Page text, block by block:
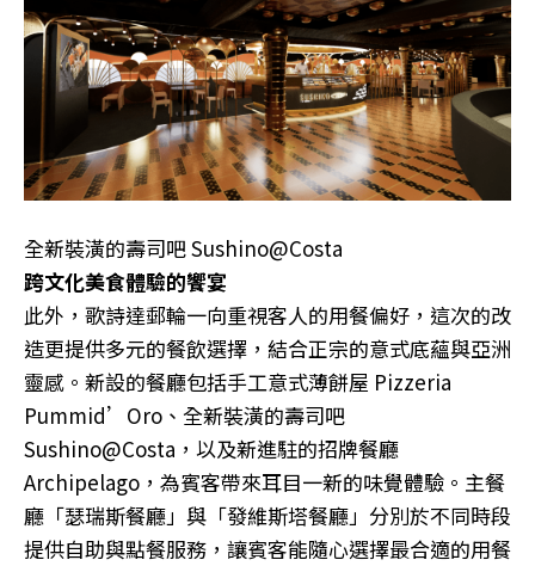
全新裝潢的壽司吧 Sushino@Costa
跨文化美食體驗的饗宴
此外，歌詩達郵輪一向重視客人的用餐偏好，這次的改
造更提供多元的餐飲選擇，結合正宗的意式底蘊與亞洲
靈感。新設的餐廳包括手工意式薄餅屋 Pizzeria
Pummid’Oro、全新裝潢的壽司吧
Sushino@Costa，以及新進駐的招牌餐廳
Archipelago，為賓客帶來耳目一新的味覺體驗。主餐
廳「瑟瑞斯餐廳」與「發維斯塔餐廳」分別於不同時段
提供自助與點餐服務，讓賓客能隨心選擇最合適的用餐